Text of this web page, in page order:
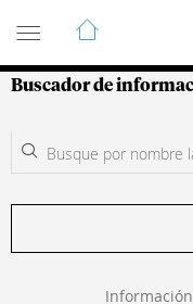
Guía de
Buscador de